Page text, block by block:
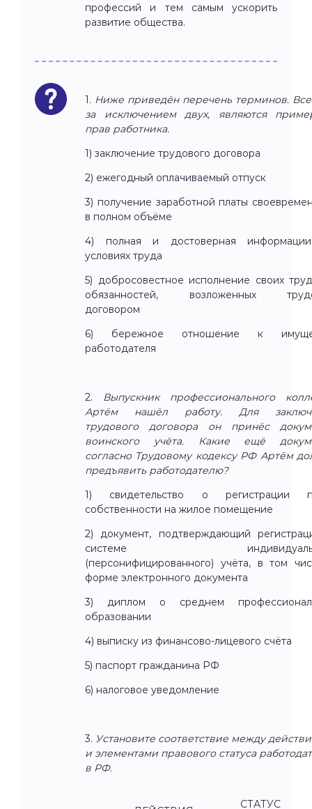
профессий и тем самым ускорить
развитие общества.
1. Ниже приведён перечень терминов.
за исключением двух, являются
прав работника.
1) заключение трудового договора
2) ежегодный оплачиваемый отпуск
3) получение заработной платы
в полном объёме
4) полная и достоверная
условиях труда
5) добросовестное исполнение своих
обязанностей, возложенных
договором
6) бережное отношение к
работодателя
2. Выпускник профессионального
Артём нашёл работу. Для
трудового договора он принёс
воинского учёта. Какие ещё
согласно Трудовому кодексу РФ Артём
предъявить работодателю?
1) свидетельство о регистрации
собственности на жилое помещение
2) документ, подтверждающий
системе
(персонифицированного) учёта, в том
форме электронного документа
3) диплом о среднем
образовании
4) выписку из финансово-лицевого счёта
5) паспорт гражданина РФ
6) налоговое уведомление
3. Установите соответствие между
и элементами правового статуса
в РФ.
СТАТУС